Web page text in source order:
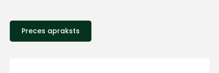
Preces apraksts